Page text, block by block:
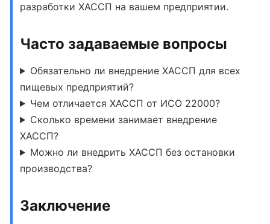
разработки ХАССП на вашем предприятии.
Часто задаваемые вопросы
Обязательно ли внедрение ХАССП для всех
пищевых предприятий?
Чем отличается ХАССП от ИСО 22000?
Сколько времени занимает внедрение
ХАССП?
Можно ли внедрить ХАССП без остановки
производства?
Заключение